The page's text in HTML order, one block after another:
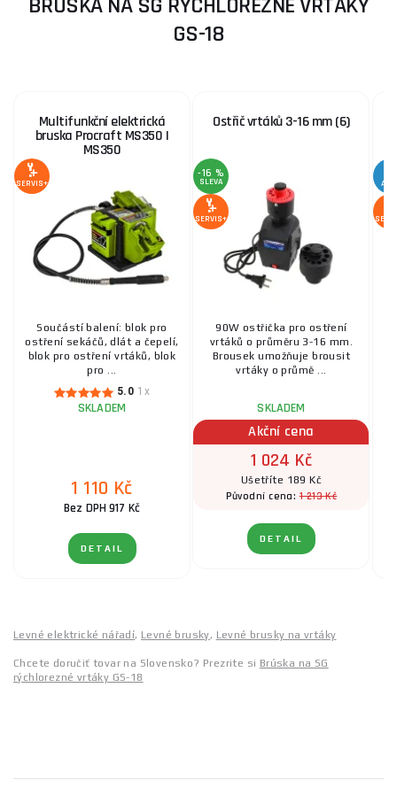
BRUSKA NA SG RYCHLOŘEZNÉ VRTÁKY
GS-18
Multifunkční elektrická
bruska Procraft MS350 |
MS350
SERVIS+
Součástí balení: blok pro
ostření sekáčů, dlát a čepelí,
blok pro ostření vrtáků, blok
pro ...
5.0 1x
SKLADEM
1 110 Kč
Bez DPH 917 Kč
DETAIL
Ostřič vrtáků 3-16 mm (6)
-16 %
SLEVA
SERVIS+
90W ostřička pro ostření
vrtáků o průměru 3-16 mm.
Brousek umožňuje brousit
vrtáky o průmě ...
SKLADEM
Akční cena
1 024 Kč
Ušetříte 189 Kč
Původní cena:1 213 Kč
DETAIL
Levné elektrické nářadí, Levné brusky, Levné brusky na vrtáky
Chcete doručiť tovar na Slovensko? Prezrite si Brúska na SG
rýchlorezné vrtáky GS-18